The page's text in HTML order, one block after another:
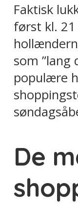
Faktisk
først kl.
som ”lang
populære
De